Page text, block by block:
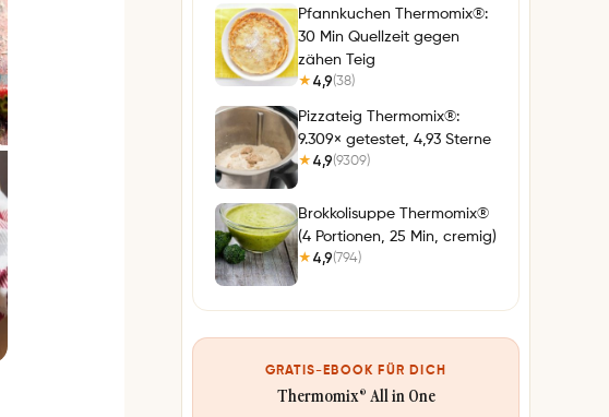
Pfannkuchen Thermomix®:
30 Min Quellzeit gegen
zähen Teig
★ 4,9(38)
Pizzateig Thermomix®:
9.309× getestet, 4,93 Sterne
★ 4,9(9309)
Brokkolisuppe Thermomix®
(4 Portionen, 25 Min, cremig)
★ 4,9(794)
GRATIS-EBOOK FÜR DICH
Thermomix® All in One